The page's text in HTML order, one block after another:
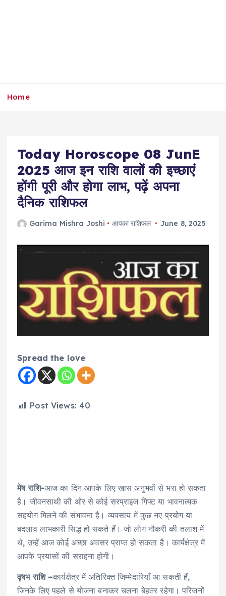
Home
Today Horoscope 08 JunE
2025 आज इन राशि वालों की इच्छाएं
होंगी पूरी और होगा लाभ, पढ़ें अपना
दैनिक राशिफल
Garima Mishra Joshi आपका राशिफल June 8, 2025
Spread the love
Post Views: 40
मेष राशि-आज का दिन आपके लिए खास अनुभवों से भरा हो सकता
है। जीवनसाथी की ओर से कोई सरप्राइज गिफ्ट या भावनात्मक
सहयोग मिलने की संभावना है। व्यवसाय में कुछ नए प्रयोग या
बदलाव लाभकारी सिद्ध हो सकते हैं। जो लोग नौकरी की तलाश में
थे, उन्हें आज कोई अच्छा अवसर प्राप्त हो सकता है। कार्यक्षेत्र में
आपके प्रयासों की सराहना होगी।
वृषभ राशि –कार्यक्षेत्र में अतिरिक्त जिम्मेदारियाँ आ सकती हैं,
जिनके लिए पहले से योजना बनाकर चलना बेहतर रहेगा। परिजनों